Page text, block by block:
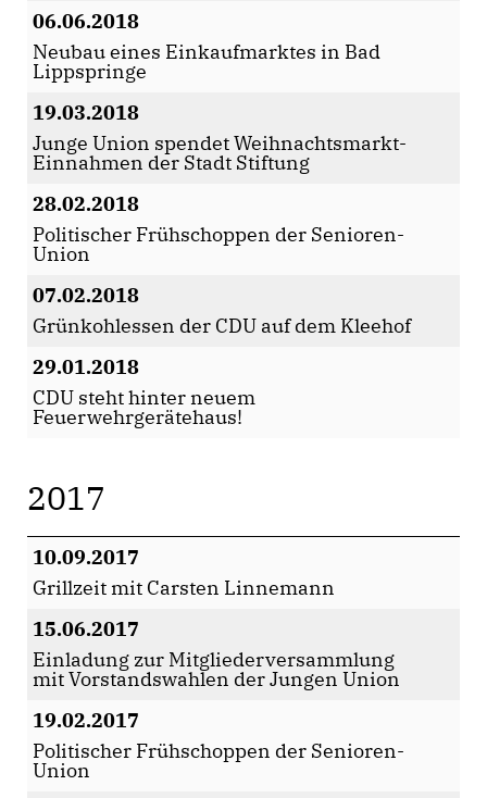
06.06.2018
Neubau eines Einkaufmarktes in Bad
Lippspringe
19.03.2018
Junge Union spendet Weihnachtsmarkt-
Einnahmen der Stadt Stiftung
28.02.2018
Politischer Frühschoppen der Senioren-
Union
07.02.2018
Grünkohlessen der CDU auf dem Kleehof
29.01.2018
CDU steht hinter neuem
Feuerwehrgerätehaus!
2017
10.09.2017
Grillzeit mit Carsten Linnemann
15.06.2017
Einladung zur Mitgliederversammlung
mit Vorstandswahlen der Jungen Union
19.02.2017
Politischer Frühschoppen der Senioren-
Union